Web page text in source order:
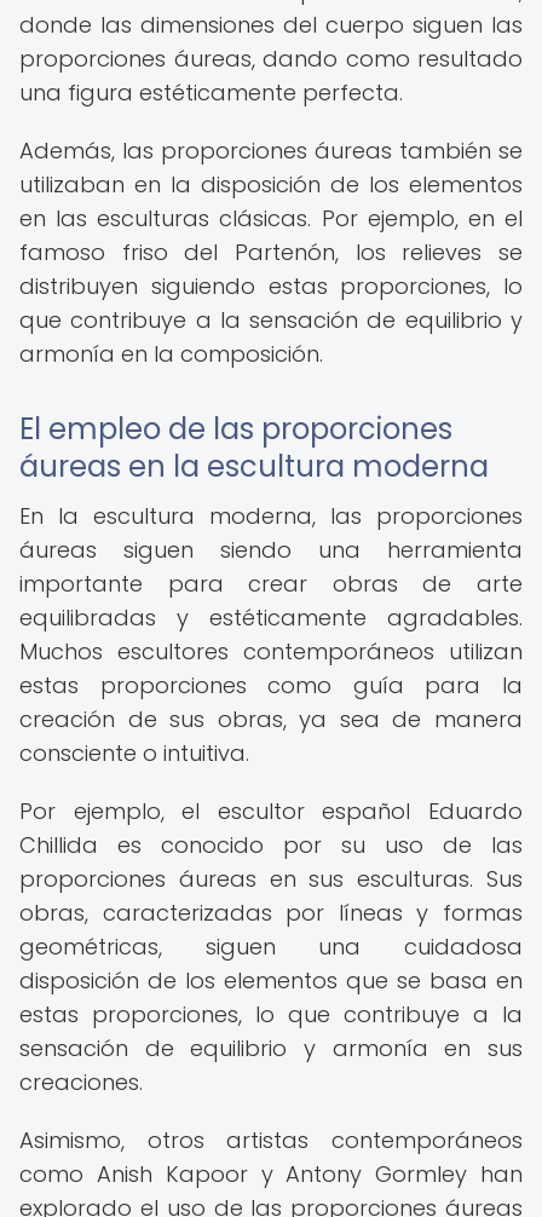
donde las dimensiones del cuerpo siguen las
proporciones áureas, dando como resultado
una figura estéticamente perfecta.
Además, las proporciones áureas también se
utilizaban en la disposición de los elementos
en las esculturas clásicas. Por ejemplo, en el
famoso friso del Partenón, los relieves se
distribuyen siguiendo estas proporciones, lo
que contribuye a la sensación de equilibrio y
armonía en la composición.
El empleo de las proporciones
áureas en la escultura moderna
En la escultura moderna, las proporciones
áureas siguen siendo una herramienta
importante para crear obras de arte
equilibradas y estéticamente agradables.
Muchos escultores contemporáneos utilizan
estas proporciones como guía para la
creación de sus obras, ya sea de manera
consciente o intuitiva.
Por ejemplo, el escultor español Eduardo
Chillida es conocido por su uso de las
proporciones áureas en sus esculturas. Sus
obras, caracterizadas por líneas y formas
geométricas, siguen una cuidadosa
disposición de los elementos que se basa en
estas proporciones, lo que contribuye a la
sensación de equilibrio y armonía en sus
creaciones.
Asimismo, otros artistas contemporáneos
como Anish Kapoor y Antony Gormley han
explorado el uso de las proporciones áureas